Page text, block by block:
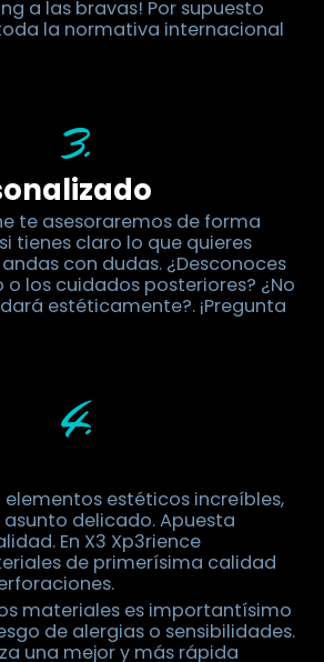
a las bravas! Por supuesto
la normativa internacional
3.
te asesoraremos de forma
tienes claro lo que quieres
con dudas. ¿Desconoces
los cuidados posteriores? ¿No
estéticamente?. ¡Pregunta
4.
elementos estéticos increíbles,
delicado. Apuesta
En X3 Xp3rience
de primerísima calidad
materiales es importantísimo
de alergias o sensibilidades.
una mejor y más rápida